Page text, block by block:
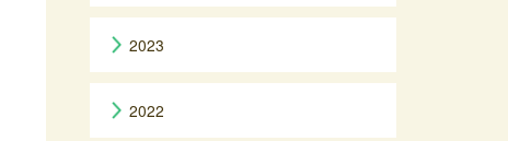
2023
2022